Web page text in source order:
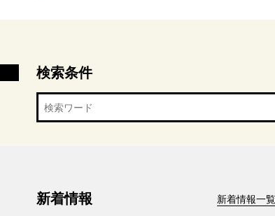
検索条件
新着情報 新着情報一